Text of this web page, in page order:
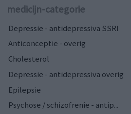
medicijn-categorie
Depressie - antidepressiva SSRI
Anticonceptie - overig
Cholesterol
Depressie - antidepressiva overig
Epilepsie
Psychose / schizofrenie - antip...